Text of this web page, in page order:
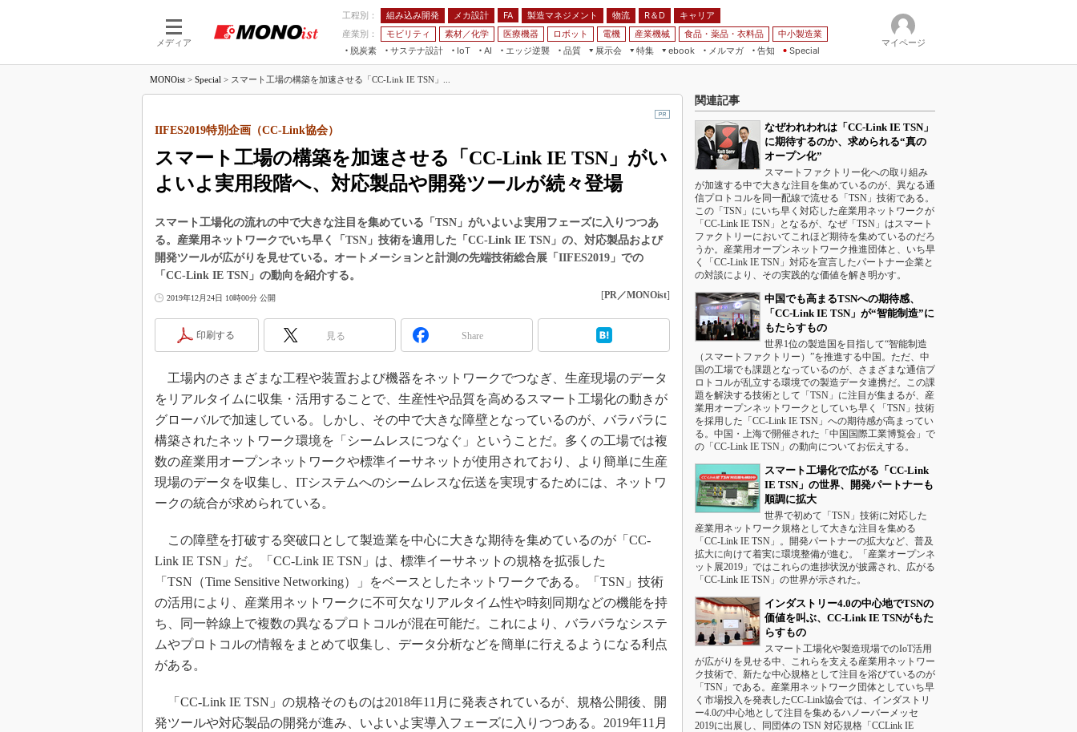
メディア
工程別： 組み込み開発 メカ設計 FA 製造マネジメント 物流 R＆D
キャリア
産業別：
モビリティ 素材／化学 医療機器 ロボット 電機 産業機械 食品・薬品・衣料品
中小製造業
脱炭素
サステナ設計
IoT
つながる工場
AI
AI×設備保全
エッジ逆襲 品質
展示会
JIMTOF
IIFES
国際ロボット展
TECHNO-FRONTIER
人テク展
AUTOMOTIVE WORLD
産業オープンネット展
特集
つながるクルマ
フィールドサービス
FPGA
組み込み画像技術
組み込みモデリング
Windows Embedded
無償設計ツール
S＆OP
インダストリー4.0
イノベーション
製造業ビッグデータ
植物工場
知財マネジメント
海外生産
グローバル設計・開発
制御セキュリティ
ebook
メカ設計
モビリティ
素材／化学
メルマガ
告知 Special
マイページ
MONOist > Special > スマート工場の構築を加速させる「CC-Link IE TSN」...
スマート工場の構築を加速させる「CC-Link IE TSN」がい
よいよ実用段階へ、対応製品や開発ツールが続々登場
IIFES2019特別企画（CC-Link協会）
スマート工場化の流れの中で大きな注目を集めている「TSN」がいよいよ実用フェーズに入りつつあ
る。産業用ネットワークでいち早く「TSN」技術を適用した「CC-Link IE TSN」の、対応製品および
開発ツールが広がりを見せている。オートメーションと計測の先端技術総合展「IIFES2019」での
「CC-Link IE TSN」の動向を紹介する。
2019年12月24日 10時00分 公開 [PR／MONOist]
印刷する 見る Share
工場内のさまざまな工程や装置および機器をネットワークでつなぎ、生産現場のデータ
をリアルタイムに収集・活用することで、生産性や品質を高めるスマート工場化の動きが
グローバルで加速している。しかし、その中で大きな障壁となっているのが、バラバラに
構築されたネットワーク環境を「シームレスにつなぐ」ということだ。多くの工場では複
数の産業用オープンネットワークや標準イーサネットが使用されており、より簡単に生産
現場のデータを収集し、ITシステムへのシームレスな伝送を実現するためには、ネットワ
ークの統合が求められている。
この障壁を打破する突破口として製造業を中心に大きな期待を集めているのが「CC-
Link IE TSN」だ。「CC-Link IE TSN」は、標準イーサネットの規格を拡張した
「TSN（Time Sensitive Networking）」をベースとしたネットワークである。「TSN」技術
の活用により、産業用ネットワークに不可欠なリアルタイム性や時刻同期などの機能を持
ち、同一幹線上で複数の異なるプロトコルが混在可能だ。これにより、バラバラなシステ
ムやプロトコルの情報をまとめて収集し、データ分析などを簡単に行えるようになる利点
がある。
「CC-Link IE TSN」の規格そのものは2018年11月に発表されているが、規格公開後、開
発ツールや対応製品の開発が進み、いよいよ実導入フェーズに入りつつある。2019年11月
関連記事
なぜわれわれは「CC-Link IE TSN」
に期待するのか、求められる“真の
オープン化”
スマートファクトリー化への取り組み
が加速する中で大きな注目を集めているのが、異なる通
信プロトコルを同一配線で流せる「TSN」技術である。
この「TSN」にいち早く対応した産業用ネットワークが
「CC-Link IE TSN」となるが、なぜ「TSN」はスマート
ファクトリーにおいてこれほど期待を集めているのだろ
うか。産業用オープンネットワーク推進団体と、いち早
く「CC-Link IE TSN」対応を宣言したパートナー企業と
の対談により、その実践的な価値を解き明かす。
中国でも高まるTSNへの期待感、
「CC-Link IE TSN」が“智能制造”に
もたらすもの
世界1位の製造国を目指して“智能制造
（スマートファクトリー）”を推進する中国。ただ、中
国の工場でも課題となっているのが、さまざまな通信プ
ロトコルが乱立する環境での製造データ連携だ。この課
題を解決する技術として「TSN」に注目が集まるが、産
業用オープンネットワークとしていち早く「TSN」技術
を採用した「CC-Link IE TSN」への期待感が高まってい
る。中国・上海で開催された「中国国際工業博覧会」で
の「CC-Link IE TSN」の動向についてお伝えする。
スマート工場化で広がる「CC-Link
IE TSN」の世界、開発パートナーも
順調に拡大
世界で初めて「TSN」技術に対応した
産業用ネットワーク規格として大きな注目を集める
「CC-Link IE TSN」。開発パートナーの拡大など、普及
拡大に向けて着実に環境整備が進む。「産業オープンネ
ット展2019」ではこれらの進捗状況が披露され、広がる
「CC-Link IE TSN」の世界が示された。
インダストリー4.0の中心地でTSNの
価値を叫ぶ、CC-Link IE TSNがもた
らすもの
スマート工場化や製造現場でのIoT活用
が広がりを見せる中、これらを支える産業用ネットワー
ク技術で、新たな中心規格として注目を浴びているのが
「TSN」である。産業用ネットワーク団体としていち早
く市場投入を発表したCC-Link協会では、インダストリ
ー4.0の中心地として注目を集めるハノーバーメッセ
2019に出展し、同団体の TSN 対応規格「CCLink IE